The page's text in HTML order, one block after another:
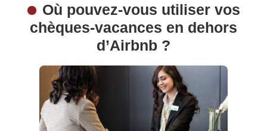
Où pouvez-vous utiliser vos
chèques-vacances en dehors
d’Airbnb ?